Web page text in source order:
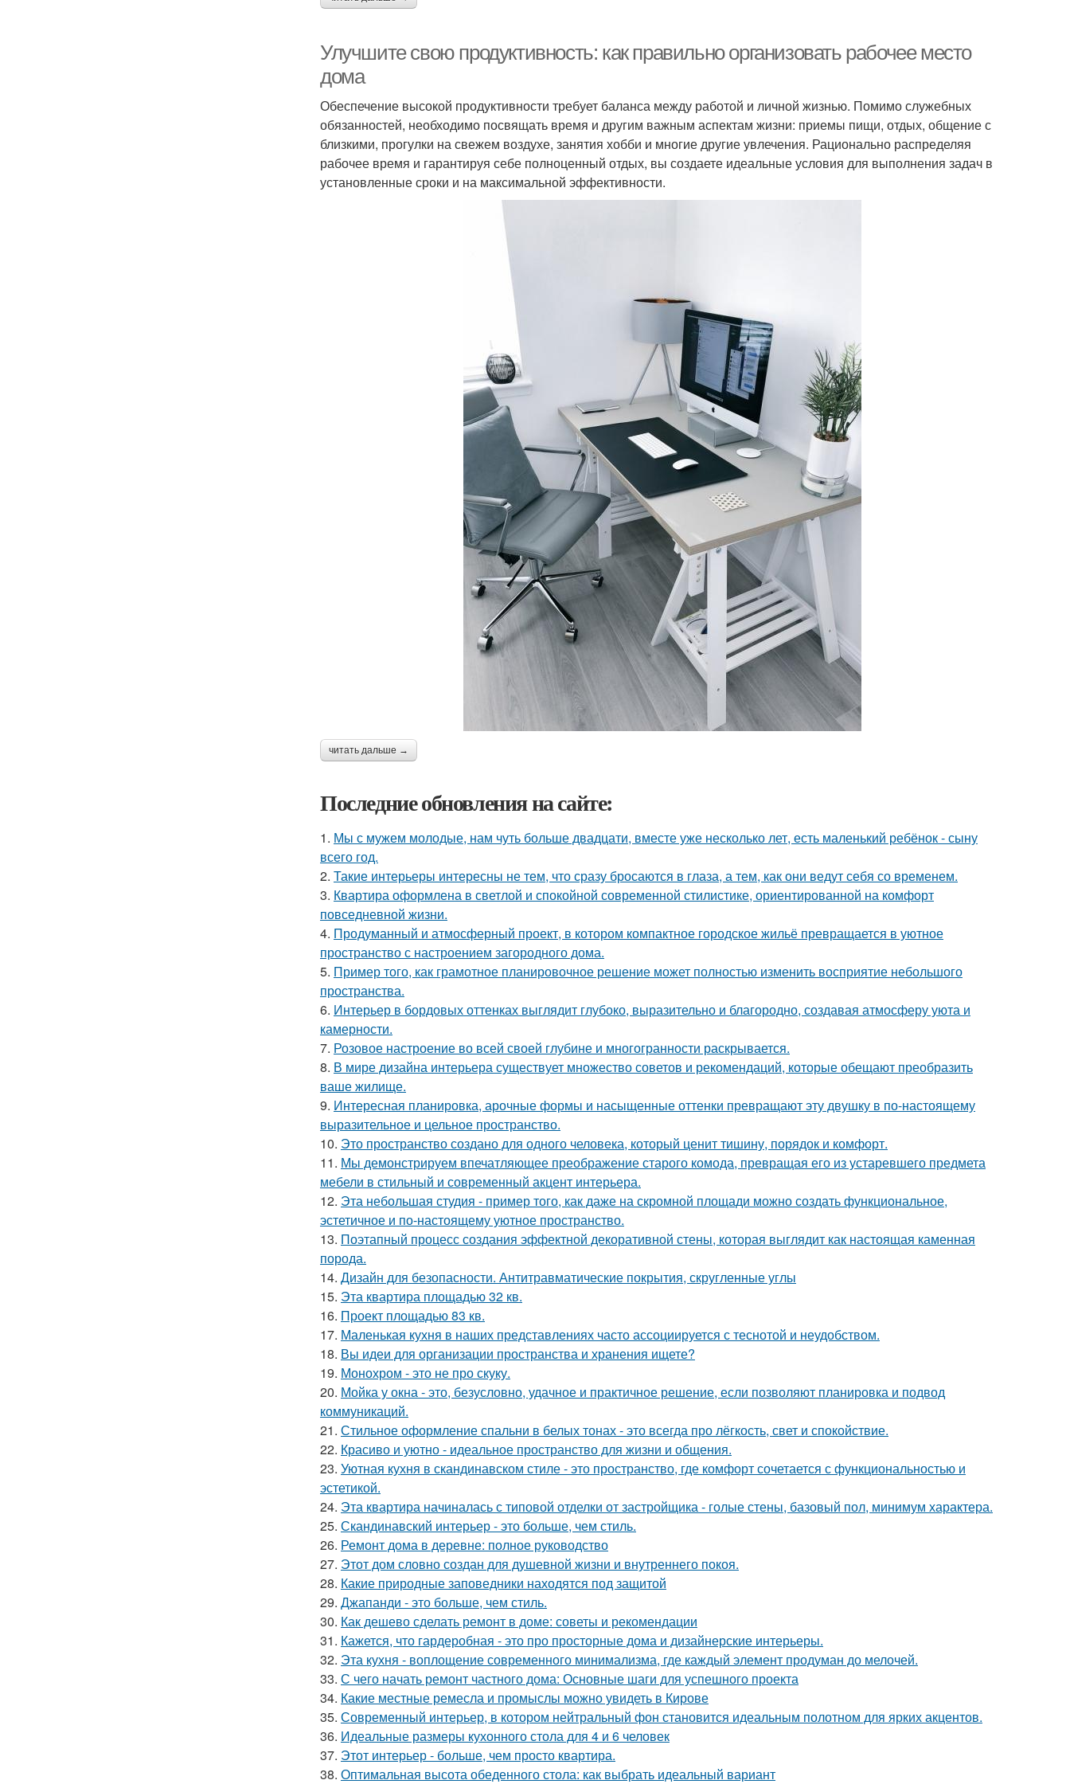
Улучшите свою продуктивность: как правильно организовать рабочее место
дома
Обеспечение высокой продуктивности требует баланса между работой и личной жизнью. Помимо служебных
обязанностей, необходимо посвящать время и другим важным аспектам жизни: приемы пищи, отдых, общение с
близкими, прогулки на свежем воздухе, занятия хобби и многие другие увлечения. Рационально распределяя
рабочее время и гарантируя себе полноценный отдых, вы создаете идеальные условия для выполнения задач в
установленные сроки и на максимальной эффективности.
читать дальше →
Последние обновления на сайте:
1. Мы с мужем молодые, нам чуть больше двадцати, вместе уже несколько лет, есть маленький ребёнок - сыну
всего год.
2. Такие интерьеры интересны не тем, что сразу бросаются в глаза, а тем, как они ведут себя со временем.
3. Квартира оформлена в светлой и спокойной современной стилистике, ориентированной на комфорт
повседневной жизни.
4. Продуманный и атмосферный проект, в котором компактное городское жильё превращается в уютное
пространство с настроением загородного дома.
5. Пример того, как грамотное планировочное решение может полностью изменить восприятие небольшого
пространства.
6. Интерьер в бордовых оттенках выглядит глубоко, выразительно и благородно, создавая атмосферу уюта и
камерности.
7. Розовое настроение во всей своей глубине и многогранности раскрывается.
8. В мире дизайна интерьера существует множество советов и рекомендаций, которые обещают преобразить
ваше жилище.
9. Интересная планировка, арочные формы и насыщенные оттенки превращают эту двушку в по-настоящему
выразительное и цельное пространство.
10. Это пространство создано для одного человека, который ценит тишину, порядок и комфорт.
11. Мы демонстрируем впечатляющее преображение старого комода, превращая его из устаревшего предмета
мебели в стильный и современный акцент интерьера.
12. Эта небольшая студия - пример того, как даже на скромной площади можно создать функциональное,
эстетичное и по-настоящему уютное пространство.
13. Поэтапный процесс создания эффектной декоративной стены, которая выглядит как настоящая каменная
порода.
14. Дизайн для безопасности. Антитравматические покрытия, скругленные углы
15. Эта квартира площадью 32 кв.
16. Проект площадью 83 кв.
17. Маленькая кухня в наших представлениях часто ассоциируется с теснотой и неудобством.
18. Вы идеи для организации пространства и хранения ищете?
19. Монохром - это не про скуку.
20. Мойка у окна - это, безусловно, удачное и практичное решение, если позволяют планировка и подвод
коммуникаций.
21. Стильное оформление спальни в белых тонах - это всегда про лёгкость, свет и спокойствие.
22. Красиво и уютно - идеальное пространство для жизни и общения.
23. Уютная кухня в скандинавском стиле - это пространство, где комфорт сочетается с функциональностью и
эстетикой.
24. Эта квартира начиналась с типовой отделки от застройщика - голые стены, базовый пол, минимум характера.
25. Скандинавский интерьер - это больше, чем стиль.
26. Ремонт дома в деревне: полное руководство
27. Этот дом словно создан для душевной жизни и внутреннего покоя.
28. Какие природные заповедники находятся под защитой
29. Джапанди - это больше, чем стиль.
30. Как дешево сделать ремонт в доме: советы и рекомендации
31. Кажется, что гардеробная - это про просторные дома и дизайнерские интерьеры.
32. Эта кухня - воплощение современного минимализма, где каждый элемент продуман до мелочей.
33. С чего начать ремонт частного дома: Основные шаги для успешного проекта
34. Какие местные ремесла и промыслы можно увидеть в Кирове
35. Современный интерьер, в котором нейтральный фон становится идеальным полотном для ярких акцентов.
36. Идеальные размеры кухонного стола для 4 и 6 человек
37. Этот интерьер - больше, чем просто квартира.
38. Оптимальная высота обеденного стола: как выбрать идеальный вариант